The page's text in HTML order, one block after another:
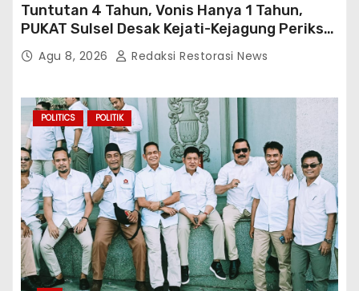
Tuntutan 4 Tahun, Vonis Hanya 1 Tahun,
PUKAT Sulsel Desak Kejati-Kejagung Periksa
JPU Murbei Wajo
Agu 8, 2026 Redaksi Restorasi News
POLITICS POLITIK